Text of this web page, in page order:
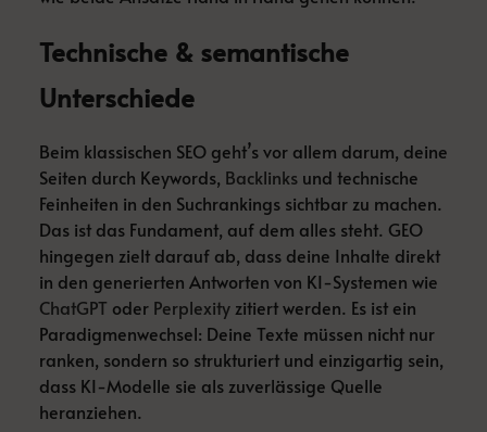
Technische & semantische
Unterschiede
Beim klassischen SEO geht’s vor allem darum, deine
Seiten durch Keywords, Backlinks und technische
Feinheiten in den Suchrankings sichtbar zu machen.
Das ist das Fundament, auf dem alles steht. GEO
hingegen zielt darauf ab, dass deine Inhalte direkt
in den generierten Antworten von KI-Systemen wie
ChatGPT oder Perplexity zitiert werden. Es ist ein
Paradigmenwechsel: Deine Texte müssen nicht nur
ranken, sondern so strukturiert und einzigartig sein,
dass KI-Modelle sie als zuverlässige Quelle
heranziehen.